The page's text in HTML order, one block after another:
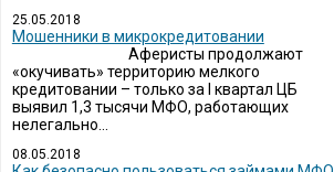
25.05.2018
Мошенники в микрокредитовании
Аферисты продолжают
«окучивать» территорию мелкого
кредитовании – только за I квартал ЦБ
выявил 1,3 тысячи МФО, работающих
нелегально...
08.05.2018